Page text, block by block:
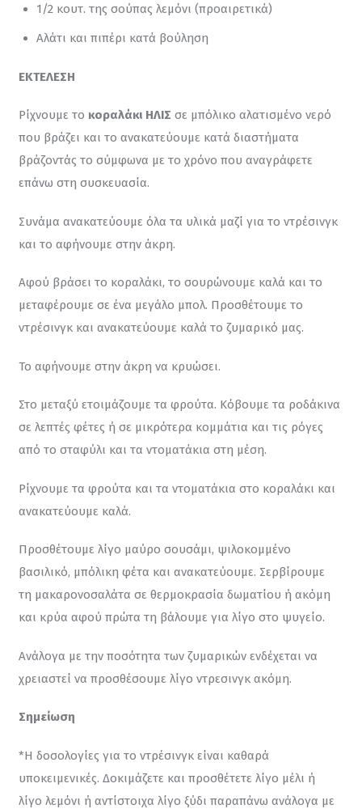
1/2 κουτ. της σούπας λεμόνι (προαιρετικά)
Αλάτι και πιπέρι κατά βούληση
ΕΚΤΕΛΕΣΗ
Ρίχνουμε το κοραλάκι ΗΛΙΣ σε μπόλικο αλατισμένο νερό
που βράζει και το ανακατεύουμε κατά διαστήματα
βράζοντάς το σύμφωνα με το χρόνο που αναγράφετε
επάνω στη συσκευασία.
Συνάμα ανακατεύουμε όλα τα υλικά μαζί για το ντρέσινγκ
και το αφήνουμε στην άκρη.
Αφού βράσει το κοραλάκι, το σουρώνουμε καλά και το
μεταφέρουμε σε ένα μεγάλο μπολ. Προσθέτουμε το
ντρέσινγκ και ανακατεύουμε καλά το ζυμαρικό μας.
Το αφήνουμε στην άκρη να κρυώσει.
Στο μεταξύ ετοιμάζουμε τα φρούτα. Κόβουμε τα ροδάκινα
σε λεπτές φέτες ή σε μικρότερα κομμάτια και τις ρόγες
από το σταφύλι και τα ντοματάκια στη μέση.
Ρίχνουμε τα φρούτα και τα ντοματάκια στο κοραλάκι και
ανακατεύουμε καλά.
Προσθέτουμε λίγο μαύρο σουσάμι, ψιλοκομμένο
βασιλικό, μπόλικη φέτα και ανακατεύουμε. Σερβίρουμε
τη μακαρονοσαλάτα σε θερμοκρασία δωματίου ή ακόμη
και κρύα αφού πρώτα τη βάλουμε για λίγο στο ψυγείο.
Ανάλογα με την ποσότητα των ζυμαρικών ενδέχεται να
χρειαστεί να προσθέσουμε λίγο ντρεσινγκ ακόμη.
Σημείωση
*Η δοσολογίες για το ντρέσινγκ είναι καθαρά
υποκειμενικές. Δοκιμάζετε και προσθέτετε λίγο μέλι ή
λίγο λεμόνι ή αντίστοιχα λίγο ξύδι παραπάνω ανάλογα με